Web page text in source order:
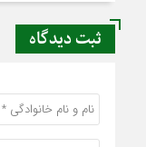
ثبت دیدگاه